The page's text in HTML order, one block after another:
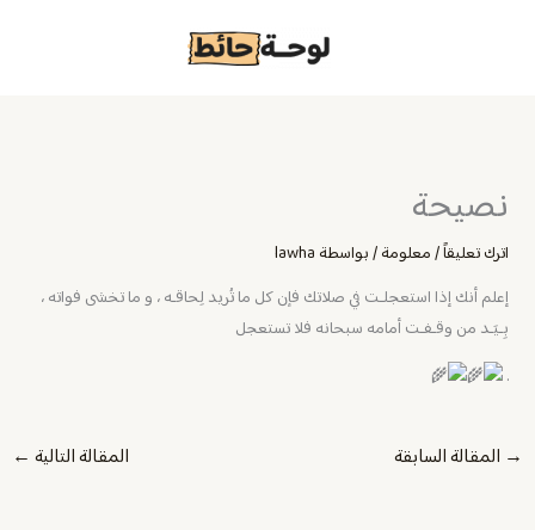
نصيحة
اترك تعليقاً/معلومة/ بواسطة lawha
إعلم أنك إذا استعجلـت في صلاتك فإن كل ما تُريد لِحاقـه ، و ما تخشى فواته ،
بِـيَـد من وقـفـت أمامه سبحانه فلا تستعجل
.
→ المقالة السابقة المقالة التالية ←